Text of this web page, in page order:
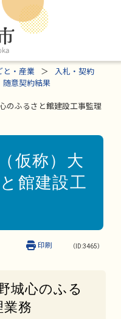
と・産業
入札・契約
随意契約結果
のふるさと館建設工事監理
仮称）大
館建設工
（ID:3465）
印刷
城心のふる
業務